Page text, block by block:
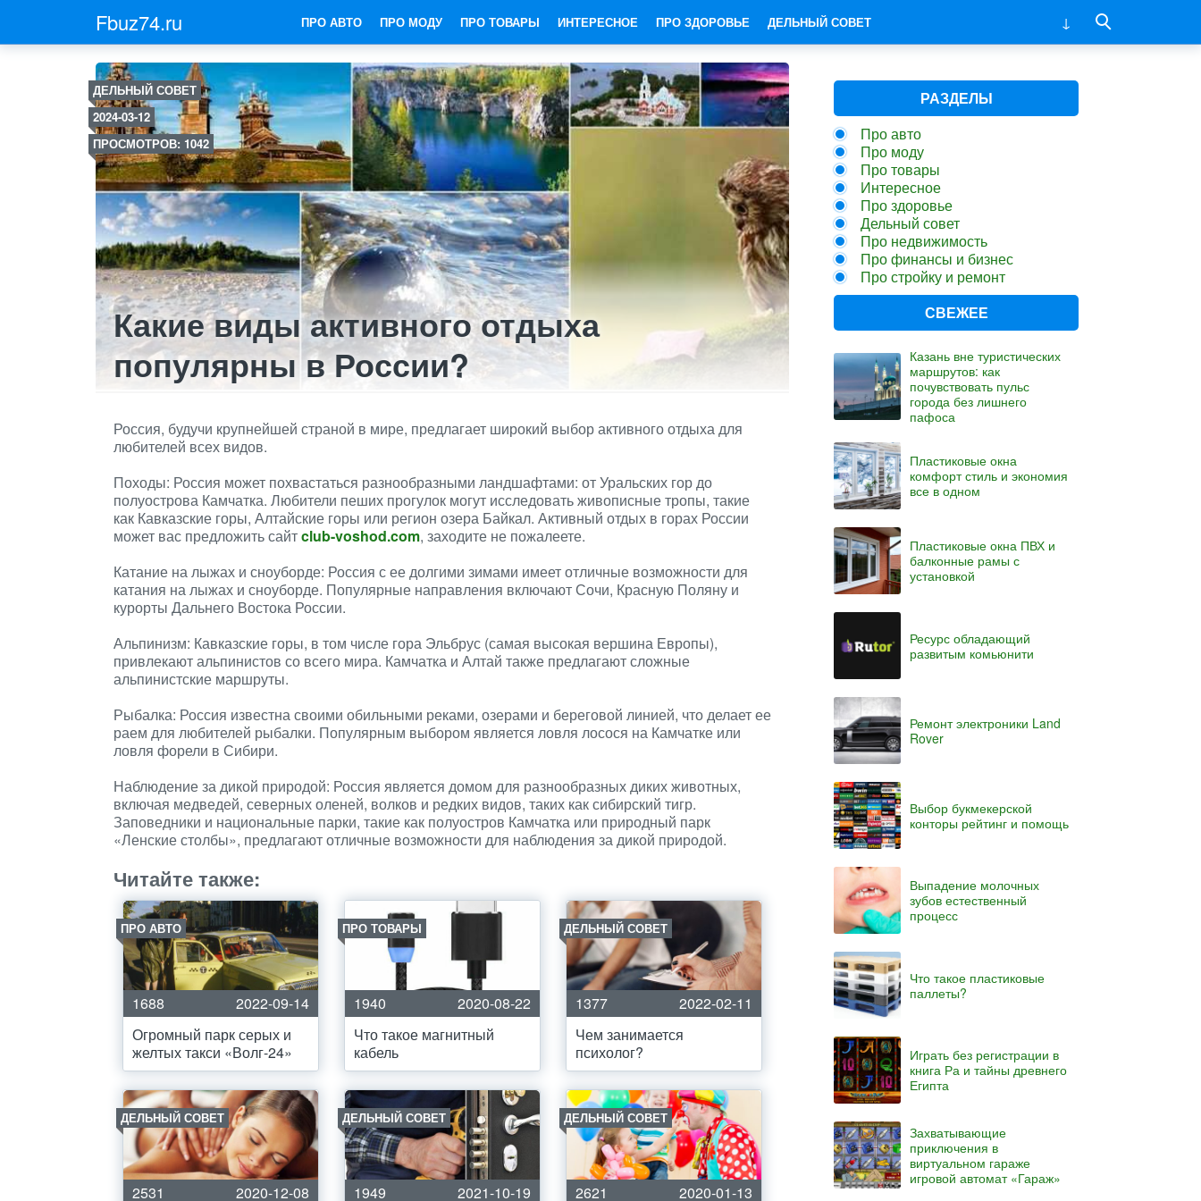
Fbuz74.ru ПРО АВТО ПРО МОДУ ПРО ТОВАРЫ ИНТЕРЕСНОЕ ПРО ЗДОРОВЬЕ ДЕЛЬНЫЙ СОВЕТ
ДЕЛЬНЫЙ СОВЕТ
2024-03-12
ПРОСМОТРОВ: 1042
Какие виды активного отдыха
популярны в России?
Россия, будучи крупнейшей страной в мире, предлагает широкий выбор активного отдыха для
любителей всех видов.
Походы: Россия может похвастаться разнообразными ландшафтами: от Уральских гор до
полуострова Камчатка. Любители пеших прогулок могут исследовать живописные тропы, такие
как Кавказские горы, Алтайские горы или регион озера Байкал. Активный отдых в горах России
может вас предложить сайтclub-voshod.com, заходите не пожалеете.
Катание на лыжах и сноуборде: Россия с ее долгими зимами имеет отличные возможности для
катания на лыжах и сноуборде. Популярные направления включают Сочи, Красную Поляну и
курорты Дальнего Востока России.
Альпинизм: Кавказские горы, в том числе гора Эльбрус (самая высокая вершина Европы),
привлекают альпинистов со всего мира. Камчатка и Алтай также предлагают сложные
альпинистские маршруты.
Рыбалка: Россия известна своими обильными реками, озерами и береговой линией, что делает ее
раем для любителей рыбалки. Популярным выбором является ловля лосося на Камчатке или
ловля форели в Сибири.
Наблюдение за дикой природой: Россия является домом для разнообразных диких животных,
включая медведей, северных оленей, волков и редких видов, таких как сибирский тигр.
Заповедники и национальные парки, такие как полуостров Камчатка или природный парк
«Ленские столбы», предлагают отличные возможности для наблюдения за дикой природой.
Читайте также:
ПРО АВТО
1688
2022-09-14
Огромный парк серых и
желтых такси «Волг-24»
ПРО ТОВАРЫ
1940
2020-08-22
Что такое магнитный
кабель
ДЕЛЬНЫЙ СОВЕТ
1377
2022-02-11
Чем занимается
психолог?
ДЕЛЬНЫЙ СОВЕТ
2531 2020-12-08
ДЕЛЬНЫЙ СОВЕТ
1949 2021-10-19
ДЕЛЬНЫЙ СОВЕТ
2621 2020-01-13
РАЗДЕЛЫ
Про авто
Про моду
Про товары
Интересное
Про здоровье
Дельный совет
Про недвижимость
Про финансы и бизнес
Про стройку и ремонт
СВЕЖЕЕ
Казань вне туристических
маршрутов: как
почувствовать пульс
города без лишнего
пафоса
Пластиковые окна
комфорт стиль и экономия
все в одном
Пластиковые окна ПВХ и
балконные рамы с
установкой
Ресурс обладающий
развитым комьюнити
Ремонт электроники Land
Rover
Выбор букмекерской
конторы рейтинг и помощь
Выпадение молочных
зубов естественный
процесс
Что такое пластиковые
паллеты?
Играть без регистрации в
книга Ра и тайны древнего
Египта
Захватывающие
приключения в
виртуальном гараже
игровой автомат «Гараж»